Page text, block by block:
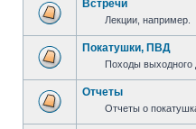
Встречи
Лекции, например.
Покатушки, ПВД
Походы выходного
Отчеты
Отчеты о